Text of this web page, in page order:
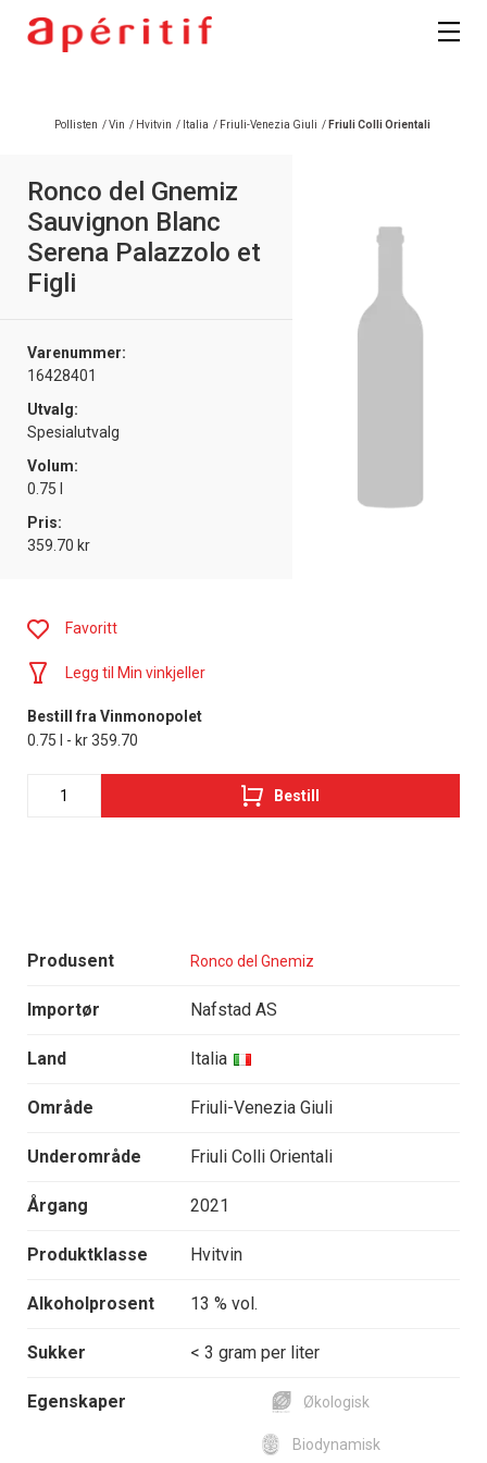
Pollisten /Vin / Hvitvin / Italia / Friuli-Venezia Giuli / Friuli Colli Orientali
Ronco del Gnemiz
Sauvignon Blanc
Serena Palazzolo et
Figli
Varenummer:
16428401
Utvalg:
Spesialutvalg
Volum:
0.75 l
Pris:
359.70 kr
Produsent Ronco del Gnemiz
Importør Nafstad AS
Land Italia
Område Friuli-Venezia Giuli
Underområde Friuli Colli Orientali
Årgang 2021
Produktklasse Hvitvin
Alkoholprosent 13 % vol.
Sukker < 3 gram per liter
Egenskaper Økologisk
Biodynamisk
Favoritt
Legg til Min vinkjeller
Bestill fra Vinmonopolet
0.75 l - kr 359.70
Bestill